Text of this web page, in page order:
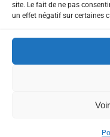
site. Le fait de ne pas
un effet négatif sur certaines